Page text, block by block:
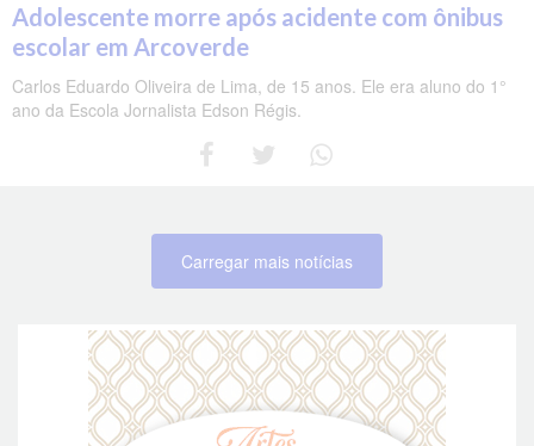
Adolescente morre após acidente com ônibus
escolar em Arcoverde
Carlos Eduardo Oliveira de Lima, de 15 anos. Ele era aluno do 1°
ano da Escola Jornalista Edson Régis.
Carregar mais notícias